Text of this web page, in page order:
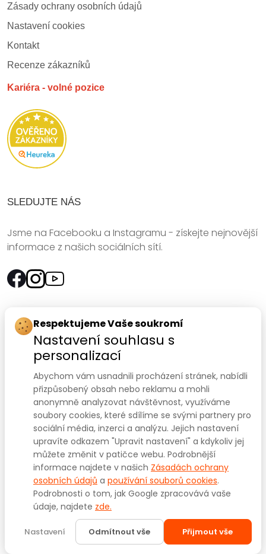
Zásady ochrany osobních údajů
Nastavení cookies
Kontakt
Recenze zákazníků
Kariéra - volné pozice
SLEDUJTE NÁS
Jsme na Facebooku a Instagramu - získejte nejnovější
informace z našich sociálních sítí.
Rychlý kontakt:
SANOMED, spol. s r.o.
Palackého třída 240/75
612 00 Brno-Královo Pole
Prodejna:+420 541 422 911,+420 541 422 912
e-mail:prodejna@sanomed.cz
E-shop:+420 739 079 275
e-mail:eshop@sanomed.cz
Copyright © 2025www.sanomed.cz
vyhrazena.
Created by
Respektujeme Vaše soukromí
Nastavení souhlasu s
personalizací
Abychom vám usnadnili procházení stránek, nabídli
přizpůsobený obsah nebo reklamu a mohli
anonymně analyzovat návštěvnost, využíváme
soubory cookies, které sdílíme se svými partnery pro
sociální média, inzerci a analýzu. Jejich nastavení
upravíte odkazem "Upravit nastavení" a kdykoliv jej
můžete změnit v patičce webu. Podrobnější
informace najdete v našich Zásadách ochrany
osobních údajů a používání souborů cookies.
Podrobnosti o tom, jak Google zpracovává vaše
údaje, najdete zde.
Nastavení Odmítnout vše Přijmout vše